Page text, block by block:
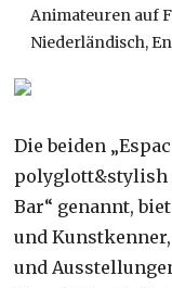
Animateuren auf
Niederländisch,
Die beiden
polyglott&stylish
Bar“ genannt,
und
und